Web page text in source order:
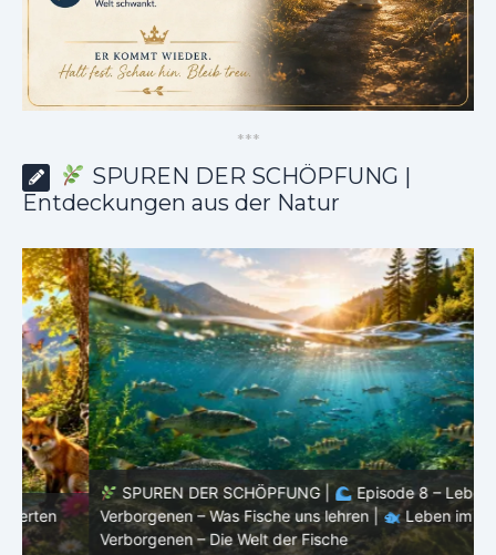
***
SPUREN DER SCHÖPFUNG |
Entdeckungen aus der Natur
SPUREN DER SCHÖPFUNG |
Episode 8 – Leben im
Verborgenen – Was Fische uns lehren |
Leben im
Verborgenen – Die Welt der Fische